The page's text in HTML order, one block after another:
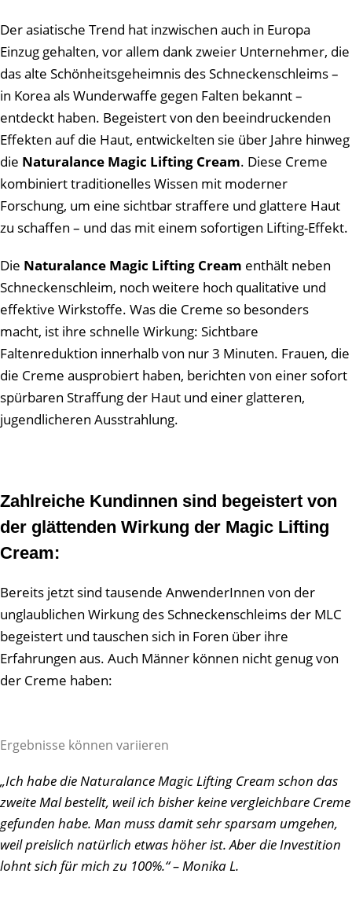
Der asiatische Trend hat inzwischen auch in Europa
Einzug gehalten, vor allem dank zweier Unternehmer, die
das alte Schönheitsgeheimnis des Schneckenschleims –
in Korea als Wunderwaffe gegen Falten bekannt –
entdeckt haben. Begeistert von den beeindruckenden
Effekten auf die Haut, entwickelten sie über Jahre hinweg
die Naturalance Magic Lifting Cream. Diese Creme
kombiniert traditionelles Wissen mit moderner
Forschung, um eine sichtbar straffere und glattere Haut
zu schaffen – und das mit einem sofortigen Lifting-Effekt.
Die Naturalance Magic Lifting Cream enthält neben
Schneckenschleim, noch weitere hoch qualitative und
effektive Wirkstoffe. Was die Creme so besonders
macht, ist ihre schnelle Wirkung: Sichtbare
Faltenreduktion innerhalb von nur 3 Minuten. Frauen, die
die Creme ausprobiert haben, berichten von einer sofort
spürbaren Straffung der Haut und einer glatteren,
jugendlicheren Ausstrahlung.
Zahlreiche Kundinnen sind begeistert von
der glättenden Wirkung der Magic Lifting
Cream:
Bereits jetzt sind tausende AnwenderInnen von der
unglaublichen Wirkung des Schneckenschleims der MLC
begeistert und tauschen sich in Foren über ihre
Erfahrungen aus. Auch Männer können nicht genug von
der Creme haben:
Ergebnisse können variieren
„Ich habe die Naturalance Magic Lifting Cream schon das
zweite Mal bestellt, weil ich bisher keine vergleichbare Creme
gefunden habe. Man muss damit sehr sparsam umgehen,
weil preislich natürlich etwas höher ist. Aber die Investition
lohnt sich für mich zu 100%.“ – Monika L.